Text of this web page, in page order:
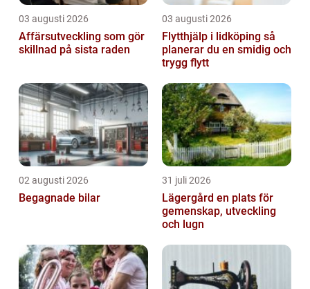
03 augusti 2026
Affärsutveckling som gör
skillnad på sista raden
03 augusti 2026
Flytthjälp i lidköping så
planerar du en smidig och
trygg flytt
02 augusti 2026
Begagnade bilar
31 juli 2026
Lägergård en plats för
gemenskap, utveckling
och lugn